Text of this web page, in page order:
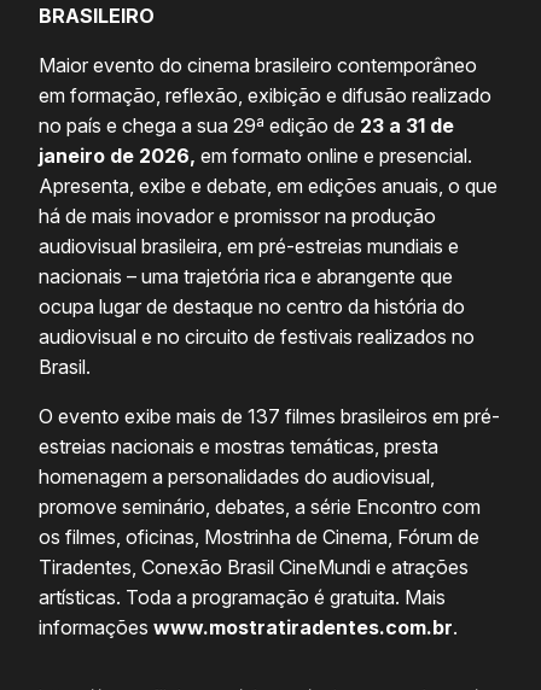
BRASILEIRO
Maior evento do cinema brasileiro contemporâneo
em formação, reflexão, exibição e difusão realizado
no país e chega a sua 29ª edição de 23 a 31 de
janeiro de 2026, em formato online e presencial.
Apresenta, exibe e debate, em edições anuais, o que
há de mais inovador e promissor na produção
audiovisual brasileira, em pré-estreias mundiais e
nacionais – uma trajetória rica e abrangente que
ocupa lugar de destaque no centro da história do
audiovisual e no circuito de festivais realizados no
Brasil.
O evento exibe mais de 137 filmes brasileiros em pré-
estreias nacionais e mostras temáticas, presta
homenagem a personalidades do audiovisual,
promove seminário, debates, a série Encontro com
os filmes, oficinas, Mostrinha de Cinema, Fórum de
Tiradentes, Conexão Brasil CineMundi e atrações
artísticas. Toda a programação é gratuita. Mais
informações www.mostratiradentes.com.br.